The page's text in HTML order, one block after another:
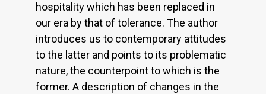
hospitality which has been replaced in
our era by that of tolerance. The author
introduces us to contemporary attitudes
to the latter and points to its problematic
nature, the counterpoint to which is the
former. A description of changes in the